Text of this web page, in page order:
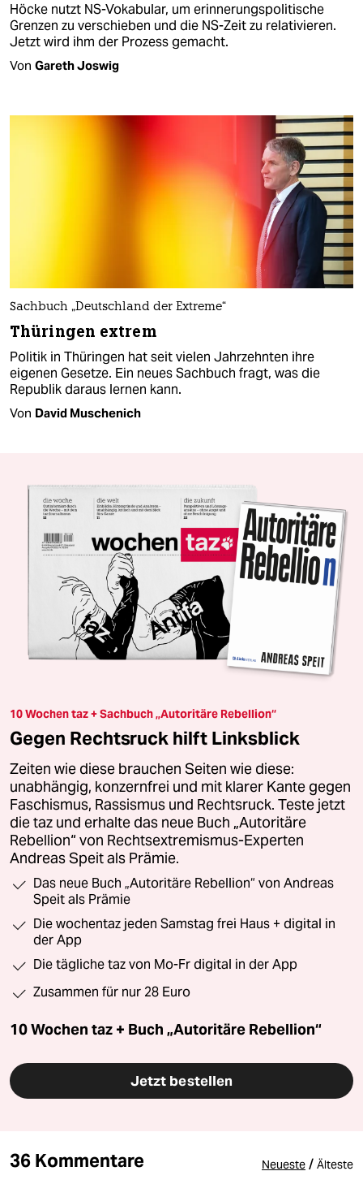
Höcke nutzt NS-Vokabular, um erinnerungspolitische
Grenzen zu verschieben und die NS-Zeit zu relativieren.
Jetzt wird ihm der Prozess gemacht.
Von Gareth Joswig
Sachbuch „Deutschland der Extreme“
Thüringen extrem
Politik in Thüringen hat seit vielen Jahrzehnten ihre
eigenen Gesetze. Ein neues Sachbuch fragt, was die
Republik daraus lernen kann.
Von David Muschenich
10 Wochen taz + Sachbuch „Autoritäre Rebellion“
Gegen Rechtsruck hilft Linksblick
Zeiten wie diese brauchen Seiten wie diese:
unabhängig, konzernfrei und mit klarer Kante gegen
Faschismus, Rassismus und Rechtsruck. Teste jetzt
die taz und erhalte das neue Buch „Autoritäre
Rebellion“ von Rechtsextremismus-Experten
Andreas Speit als Prämie.
Das neue Buch „Autoritäre Rebellion“ von Andreas
Speit als Prämie
Die wochentaz jeden Samstag frei Haus + digital in
der App
Die tägliche taz von Mo-Fr digital in der App
Zusammen für nur 28 Euro
10 Wochen taz + Buch „Autoritäre Rebellion“
Jetzt bestellen
36 Kommentare Neueste / Älteste